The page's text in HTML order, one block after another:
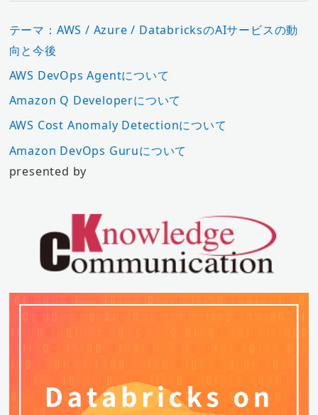
テーマ：AWS / Azure / DatabricksのAIサービスの動
向と今後
AWS DevOps Agentについて
Amazon Q Developerについて
AWS Cost Anomaly Detectionについて
Amazon DevOps Guruについて
presented by